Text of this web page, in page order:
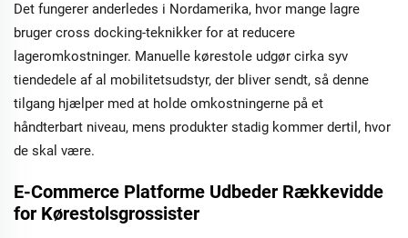
Det fungerer anderledes i Nordamerika, hvor mange lagre
bruger cross docking-teknikker for at reducere
lageromkostninger. Manuelle kørestole udgør cirka syv
tiendedele af al mobilitetsudstyr, der bliver sendt, så denne
tilgang hjælper med at holde omkostningerne på et
håndterbart niveau, mens produkter stadig kommer dertil, hvor
de skal være.
E-Commerce Platforme Udbeder Rækkevidde
for Kørestolsgrossister